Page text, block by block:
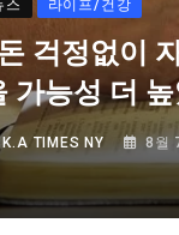
스 라이프/건강
걱정없이
가능성 더
K.A TIMES NY 8월